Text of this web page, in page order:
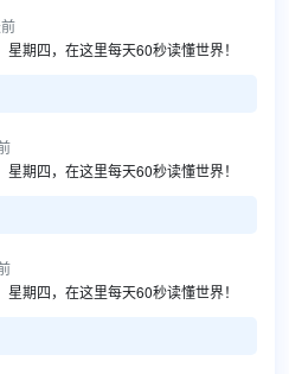
星期四，在这里每天60秒读懂世界！
星期四，在这里每天60秒读懂世界！
星期四，在这里每天60秒读懂世界！